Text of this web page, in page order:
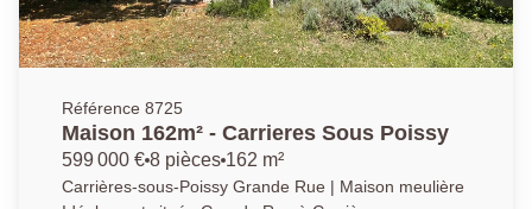
Référence 8725
Maison 162m² - Carrieres Sous Poissy
599 000 € 8 pièces 162 m²
Carrières-sous-Poissy Grande Rue | Maison meulière